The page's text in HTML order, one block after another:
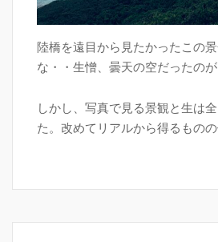
陸橋を遠目から見たかったこの
な・・生憎、曇天の空だったの
しかし、写真で見る景観と生は
た。改めてリアルから得るものの